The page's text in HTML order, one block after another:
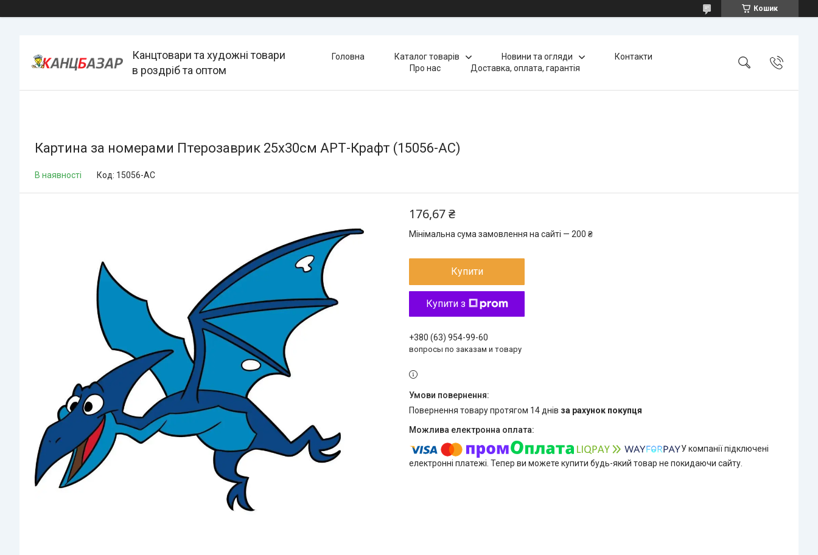
Кошик
Канцтовари та художні товари
в роздріб та оптом
Головна Каталог товарів Новини та огляди
Контакти
Про нас
Доставка, оплата, гарантія
Картина за номерами Птерозаврик 25x30см АРТ-Крафт (15056-AC)
В наявності Код: 15056-AC
176,67 ₴
Мінімальна сума замовлення на сайті — 200 ₴
Купити
Купити з
+380 (63) 954-99-60
вопросы по заказам и товару
повернення товару протягом 14 днів за рахунок покупця
У компанії підключені
електронні платежі. Тепер ви можете купити будь-який товар не покидаючи сайту.